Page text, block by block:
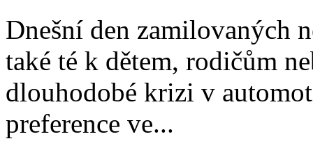
Dnešní den zamilovaných
také té k dětem, rodičům
dlouhodobé krizi v
preference ve...